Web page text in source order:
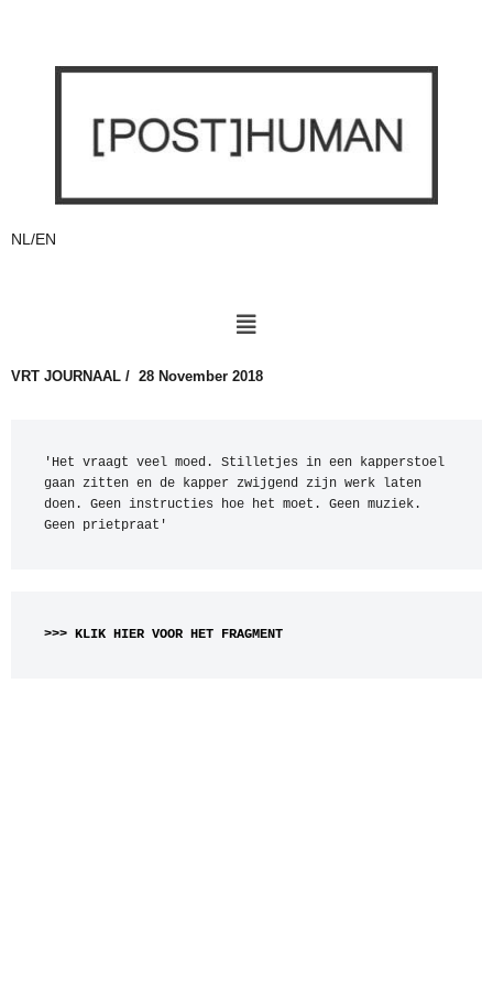
NL/EN
VRT JOURNAAL / 28 November 2018
'Het vraagt veel moed. Stilletjes in een kapperstoel
gaan zitten en de kapper zwijgend zijn werk laten
doen. Geen instructies hoe het moet. Geen muziek.
Geen prietpraat'
>>> KLIK HIER VOOR HET FRAGMENT